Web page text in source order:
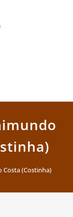
Costa (Costinha)